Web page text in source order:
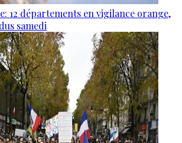
12 départements en vigilance orange,
samedi